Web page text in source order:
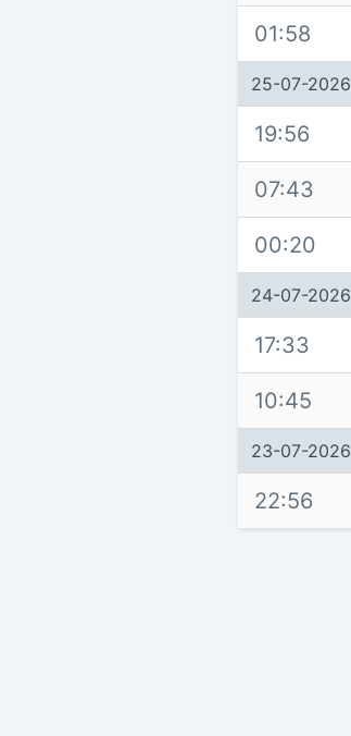
01:58
25-07-2026
19:56
07:43
00:20
24-07-2026
17:33
10:45
23-07-2026
22:56